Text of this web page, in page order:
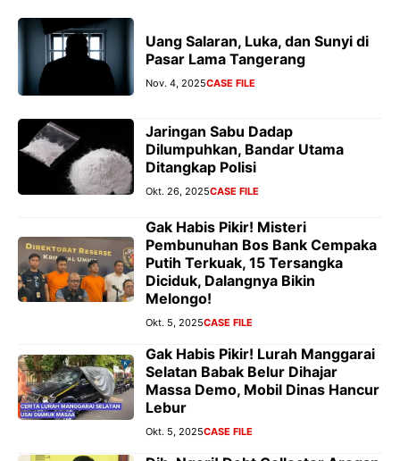
Uang Salaran, Luka, dan Sunyi di
Pasar Lama Tangerang
Nov. 4, 2025CASE FILE
Jaringan Sabu Dadap
Dilumpuhkan, Bandar Utama
Ditangkap Polisi
Okt. 26, 2025CASE FILE
Gak Habis Pikir! Misteri
Pembunuhan Bos Bank Cempaka
Putih Terkuak, 15 Tersangka
Diciduk, Dalangnya Bikin
Melongo!
Okt. 5, 2025CASE FILE
Gak Habis Pikir! Lurah Manggarai
Selatan Babak Belur Dihajar
Massa Demo, Mobil Dinas Hancur
Lebur
Okt. 5, 2025CASE FILE